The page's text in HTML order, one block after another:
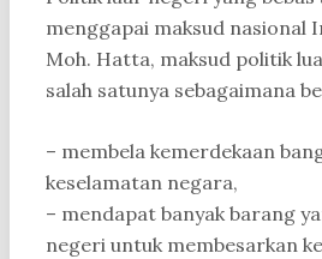
menggapai maksud nasional
Moh. Hatta, maksud politik
salah satunya sebagaimana
– membela kemerdekaan
keselamatan negara,
– mendapat banyak barang
negeri untuk membesarkan